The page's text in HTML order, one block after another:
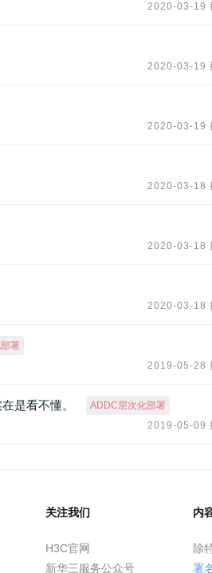
2020-03-19
2020-03-19
2020-03-19
2020-03-18
2020-03-18
2020-03-18
署
2019-05-28
是看不懂。 ADDC层次化部署
2019-05-09
关注我们
H3C官网
新华三服务公众号
内
除
署